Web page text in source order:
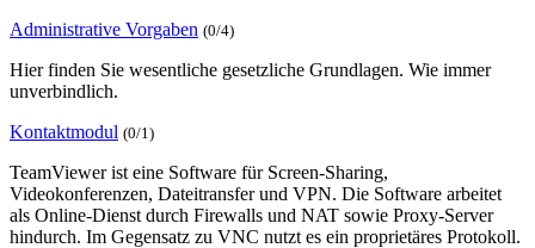
Administrative Vorgaben (0/4)
Hier finden Sie wesentliche gesetzliche Grundlagen. Wie immer
unverbindlich.
Kontaktmodul (0/1)
TeamViewer ist eine Software für Screen-Sharing,
Videokonferenzen, Dateitransfer und VPN. Die Software arbeitet
als Online-Dienst durch Firewalls und NAT sowie Proxy-Server
hindurch. Im Gegensatz zu VNC nutzt es ein proprietäres Protokoll.